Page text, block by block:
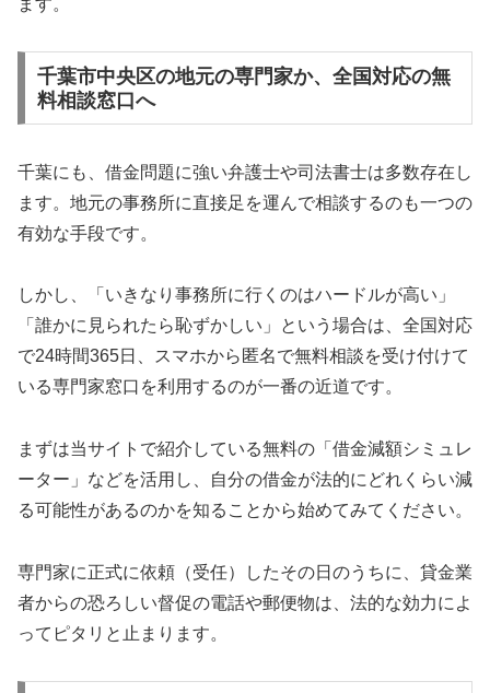
ます。
千葉市中央区の地元の専門家か、全国対応の無
料相談窓口へ
千葉にも、借金問題に強い弁護士や司法書士は多数存在し
ます。地元の事務所に直接足を運んで相談するのも一つの
有効な手段です。
しかし、「いきなり事務所に行くのはハードルが高い」
「誰かに見られたら恥ずかしい」という場合は、全国対応
で24時間365日、スマホから匿名で無料相談を受け付けて
いる専門家窓口を利用するのが一番の近道です。
まずは当サイトで紹介している無料の「借金減額シミュレ
ーター」などを活用し、自分の借金が法的にどれくらい減
る可能性があるのかを知ることから始めてみてください。
専門家に正式に依頼（受任）したその日のうちに、貸金業
者からの恐ろしい督促の電話や郵便物は、法的な効力によ
ってピタリと止まります。